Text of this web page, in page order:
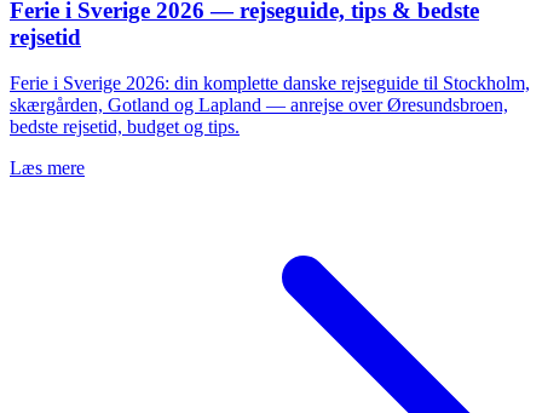
Ferie i Sverige 2026 — rejseguide, tips & bedste
rejsetid
Ferie i Sverige 2026: din komplette danske rejseguide til Stockholm,
skærgården, Gotland og Lapland — anrejse over Øresundsbroen,
bedste rejsetid, budget og tips.
Læs mere